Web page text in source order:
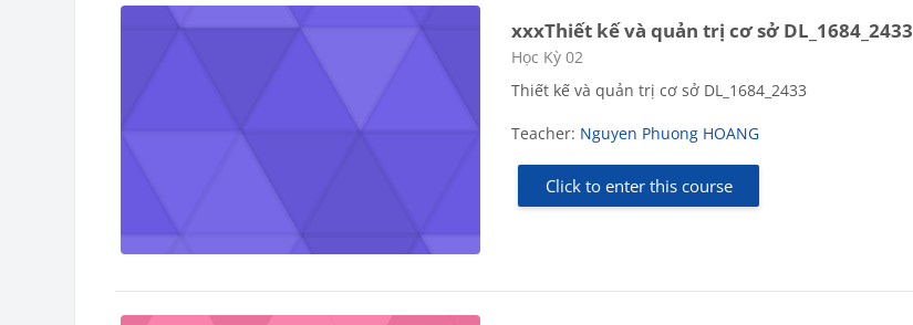
xxxThiết kế và quản trị cơ sở DL_1684_2433
Course category
Học Kỳ 02
Thiết kế và quản trị cơ sở DL_1684_2433
Teacher: Nguyen Phuong HOANG
Click to enter this course